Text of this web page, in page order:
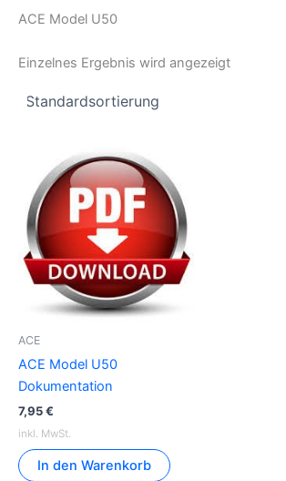
ACE Model U50
Einzelnes Ergebnis wird angezeigt
ACE
ACE Model U50
Dokumentation
7,95€
inkl. MwSt.
In den Warenkorb